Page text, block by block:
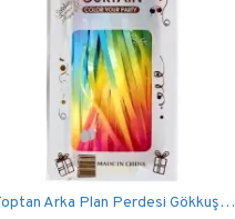
Toptan Arka Plan Perdesi Gökkuşağı Makaron